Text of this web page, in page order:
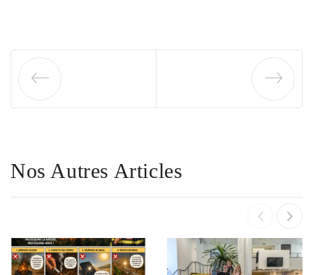
Nos Autres Articles